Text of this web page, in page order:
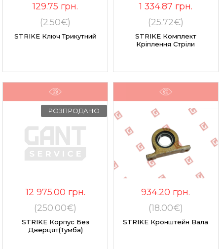
129.75 грн.
(2.50€)
STRIKE Ключ Трикутний
1 334.87 грн.
(25.72€)
STRIKE Комплект
Кріплення Стріли
РОЗПРОДАНО
12 975.00 грн.
(250.00€)
STRIKE Корпус Без
Дверцят(тумба)
934.20 грн.
(18.00€)
STRIKE Кронштейн Вала